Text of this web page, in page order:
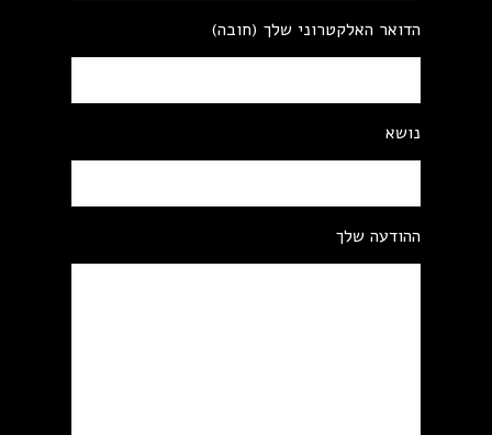
הדואר האלקטרוני שלך (חובה)
נושא
ההודעה שלך